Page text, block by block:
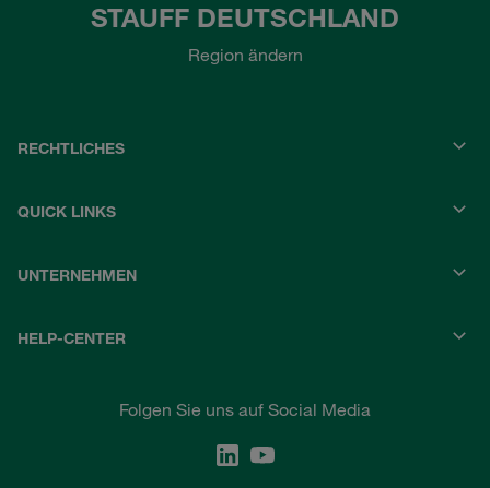
STAUFF DEUTSCHLAND
Region ändern
RECHTLICHES
QUICK LINKS
UNTERNEHMEN
HELP-CENTER
Folgen Sie uns auf Social Media